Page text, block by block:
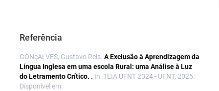
Referência
GONçALVES, Gustavo Reis. A Exclusão à Aprendizagem da
Língua Inglesa em uma escola Rural: uma Análise à Luz
do Letramento Crítico. . In: TEIA UFNT 2024 - UFNT, 2025.
Disponível em: